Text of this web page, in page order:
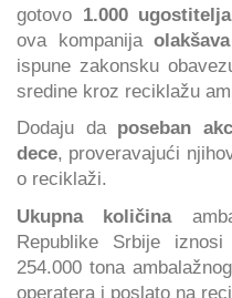
gotovo 1.000 ugostitelja
ova kompanijaolakšava
ispune zakonsku
sredine kroz reciklažu
Dodaju da poseban
dece, proveravajući
o reciklaži.
Ukupna količina
Republike Srbije iznosi
254.000 tona
operatera i poslato na